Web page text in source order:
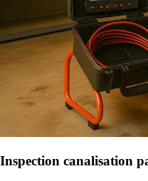
Inspection canalisation